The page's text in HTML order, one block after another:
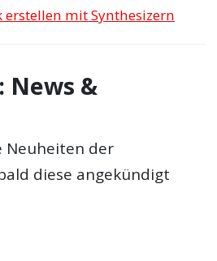
erstellen mit Synthesizern
News &
Neuheiten der
diese angekündigt